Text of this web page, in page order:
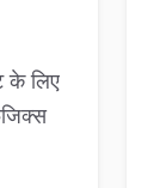
के लिए